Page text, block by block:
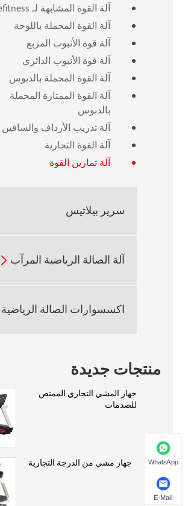
آلة القوة المشابهة لـ Lifefitness
آلة القوة المحملة باللوحة
آلة قوة الأنبوب المربع
آلة قوة الأنبوب الدائري
آلة القوة المحملة بالدبوس
آلة القوة الممتازة المحملة
بالدبوس
آلة تدريب الأرداف والساقين
آلة القوة التجارية
آلة تمارين القوة
سرير بيلاتيس
آلة الصالة الرياضية المرآب 
اكسسوارات الصالة الرياضية
منتجات جديدة
جهاز المشي التجاري الممتص
للصدمات
جهاز مشي من الدرجة التجارية WhatsApp
E-Mail